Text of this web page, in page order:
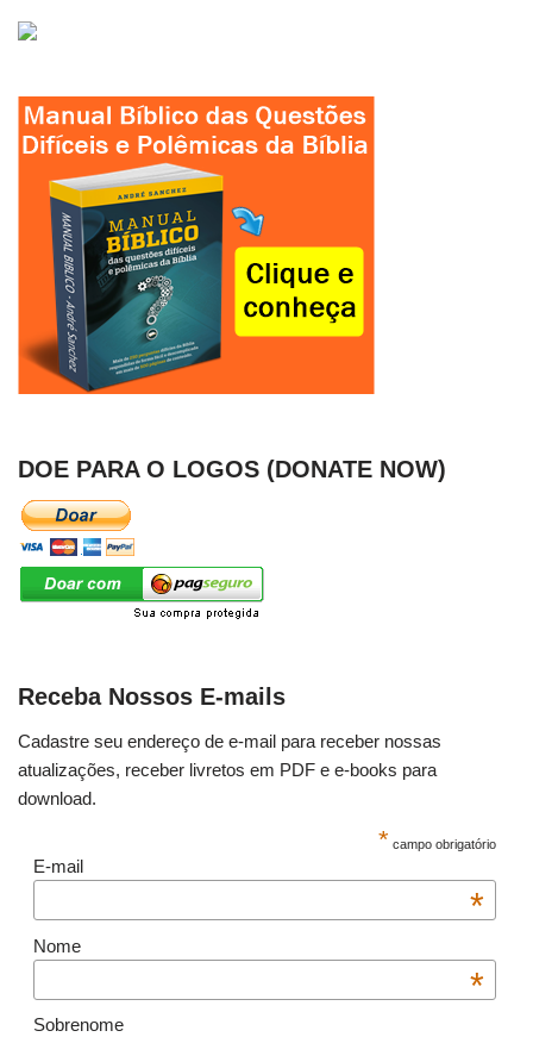
DOE PARA O LOGOS (DONATE NOW)
Receba Nossos E-mails
Cadastre seu endereço de e-mail para receber nossas
atualizações, receber livretos em PDF e e-books para
download.
* campo obrigatório
E-mail
*
Nome
*
Sobrenome